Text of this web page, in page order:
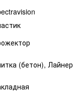
(бетон), Лайнер